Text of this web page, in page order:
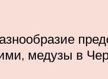
медузы в